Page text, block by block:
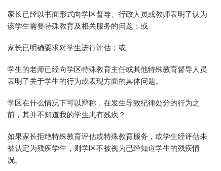
家长已经以书面形式向学区督导、行政人员或教师表明了认为
该学生需要特殊教育及相关服务的问题；或
家长已明确要求对学生进行评估；或
学生的老师已经向学区特殊教育主任或其他特殊教育督导人员
表明了关于学生的行为或表现方面的具体问题。
学区在什么情况下可以辩称，在发生导致纪律处分的行为之
前，其并不知道我的学生患有残疾？
如果家长拒绝特殊教育评估或特殊教育服务，或学生经评估未
被认定为残疾学生，则学区不被视为已经知道学生的残疾情
况。